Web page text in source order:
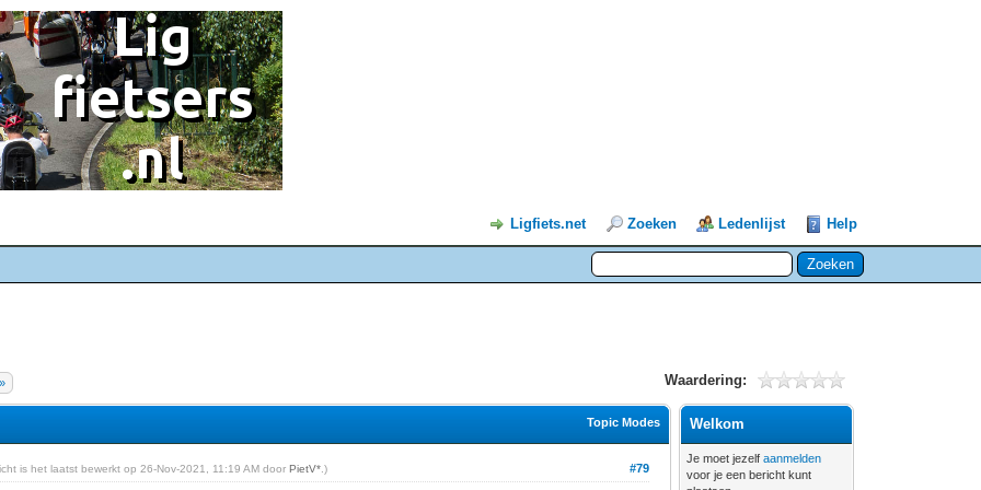
Ligfiets.net Zoeken Ledenlijst Help
Waardering:
Topic Modes
#79
is het laatst bewerkt op 26-Nov-2021, 11:19 AM doorPietV* .)
Welkom
Je moet jezelfaanmelden
voor je een bericht kunt